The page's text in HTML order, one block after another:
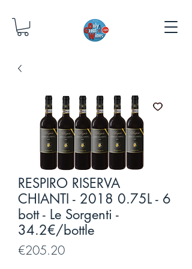
RESPIRO RISERVA
CHIANTI - 2018 0.75L - 6
bott - Le Sorgenti -
34.2€/bottle
€205.20Price